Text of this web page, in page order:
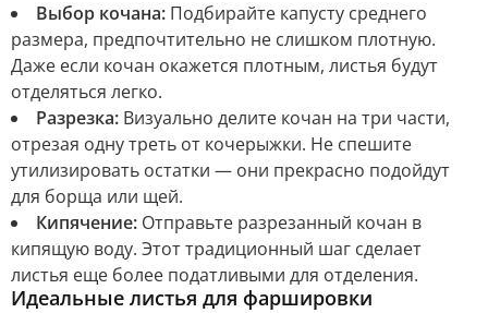
Выбор кочана: Подбирайте капусту среднего
размера, предпочтительно не слишком плотную.
Даже если кочан окажется плотным, листья будут
отделяться легко.
Разрезка: Визуально делите кочан на три части,
отрезая одну треть от кочерыжки. Не спешите
утилизировать остатки — они прекрасно подойдут
для борща или щей.
Кипячение: Отправьте разрезанный кочан в
кипящую воду. Этот традиционный шаг сделает
листья еще более податливыми для отделения.
Идеальные листья для фаршировки